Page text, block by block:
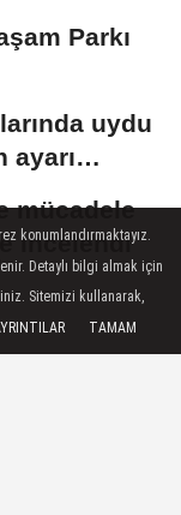
Parkı
uydu
ayarı
mücadele
incelendi
konumlandırmaktayız.
Detaylı bilgi almak için
Sitemizi kullanarak,
TAMAM